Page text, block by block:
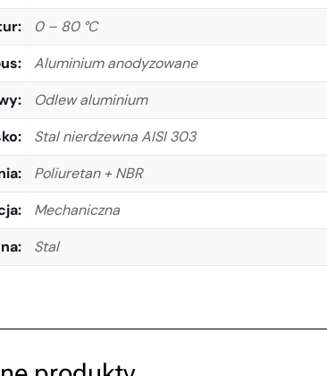
0 – 80 °C
Aluminium anodyzowane
Odlew aluminium
Stal nierdzewna AISI 303
Poliuretan + NBR
Mechaniczna
Stal